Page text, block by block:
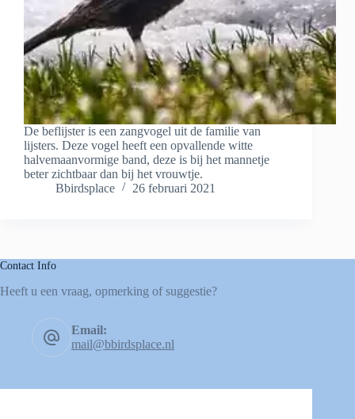
De beflijster is een zangvogel uit de familie van
lijsters. Deze vogel heeft een opvallende witte
halvemaanvormige band, deze is bij het mannetje
beter zichtbaar dan bij het vrouwtje.
Bbirdsplace
26 februari 2021
Contact Info
Heeft u een vraag, opmerking of suggestie?
Email:
mail@bbirdsplace.nl